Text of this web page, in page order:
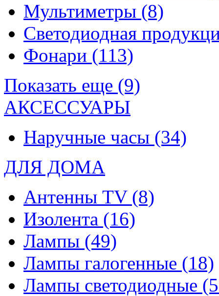
Мультиметры (8)
Светодиодная
Фонари (113)
Показать еще (9)
АКСЕССУАРЫ
Наручные часы (34)
ДЛЯ ДОМА
Антенны TV (8)
Изолента (16)
Лампы (49)
Лампы галогенные (18)
Лампы светодиодные